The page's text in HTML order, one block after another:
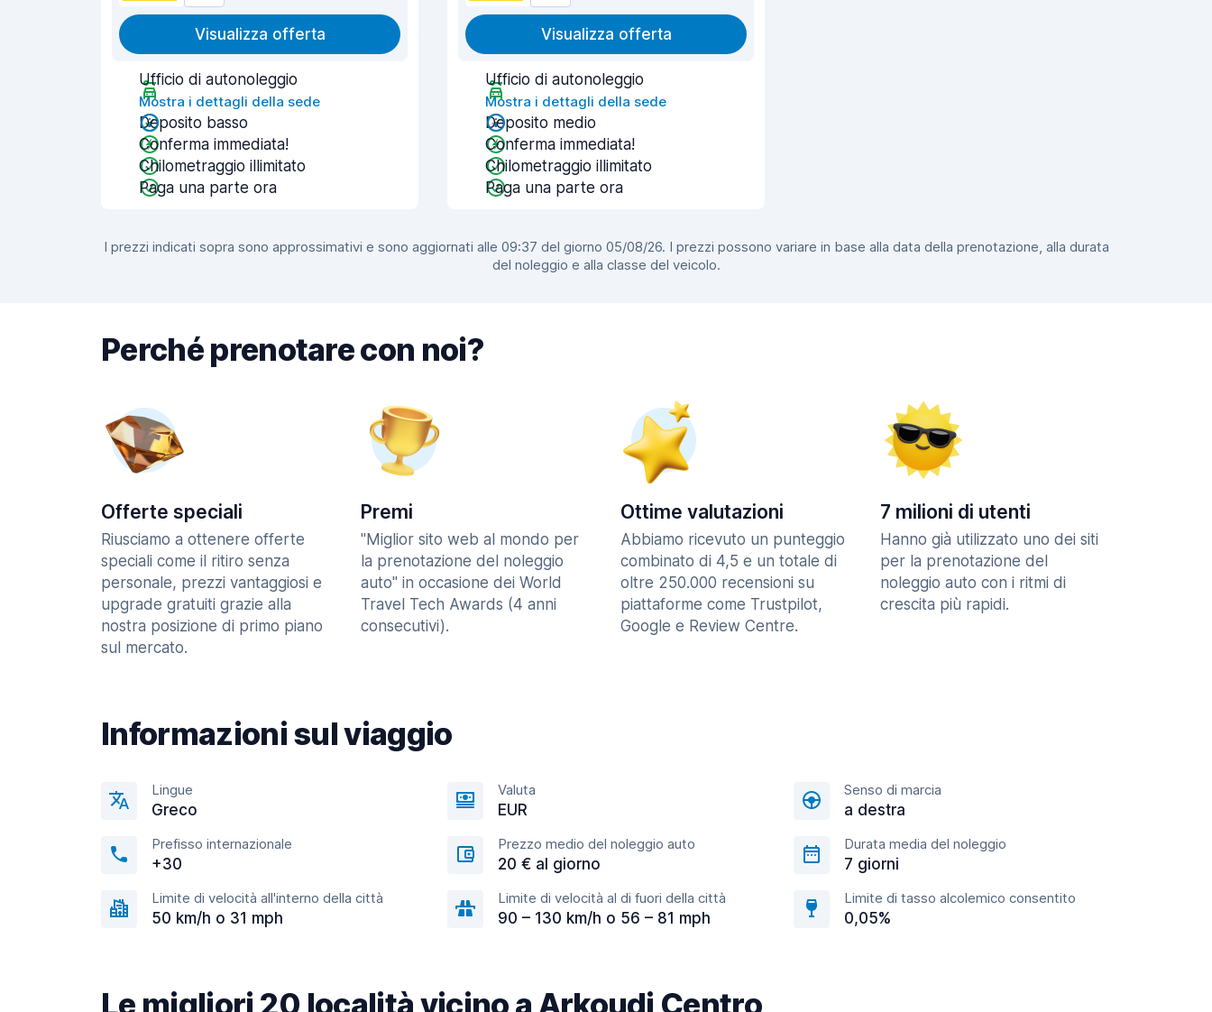
Visualizza offerta
Ufficio di autonoleggio
Mostra i dettagli della sede
Deposito basso
Conferma immediata!
Chilometraggio illimitato
Paga una parte ora
Visualizza offerta
Ufficio di autonoleggio
Mostra i dettagli della sede
Deposito medio
Conferma immediata!
Chilometraggio illimitato
Paga una parte ora
I prezzi indicati sopra sono approssimativi e sono aggiornati alle 09:37 del giorno 05/08/26. I prezzi possono variare in base alla data della prenotazione, alla durata
del noleggio e alla classe del veicolo.
Perché prenotare con noi?
Offerte speciali
Riusciamo a ottenere offerte
speciali come il ritiro senza
personale, prezzi vantaggiosi e
upgrade gratuiti grazie alla
nostra posizione di primo piano
sul mercato.
Premi
"Miglior sito web al mondo per
la prenotazione del noleggio
auto" in occasione dei World
Travel Tech Awards (4 anni
consecutivi).
Ottime valutazioni
Abbiamo ricevuto un punteggio
combinato di 4,5 e un totale di
oltre 250.000 recensioni su
piattaforme come Trustpilot,
Google e Review Centre.
7 milioni di utenti
Hanno già utilizzato uno dei siti
per la prenotazione del
noleggio auto con i ritmi di
crescita più rapidi.
Informazioni sul viaggio
Lingue
Greco
Valuta
EUR
Senso di marcia
a destra
Prefisso internazionale
+30
Prezzo medio del noleggio auto
20 € al giorno
Durata media del noleggio
7 giorni
Limite di velocità all'interno della città
50 km/h o 31 mph
Limite di velocità al di fuori della città
90 – 130 km/h o 56 – 81 mph
Limite di tasso alcolemico consentito
0,05%
Le migliori 20 località vicino a Arkoudi Centro